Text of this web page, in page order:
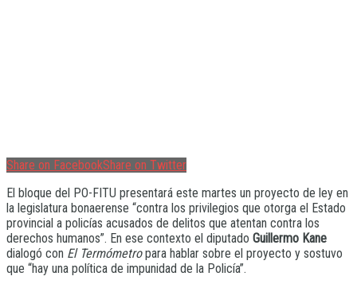
Share on FacebookShare on Twitter
El bloque del PO-FITU presentará este martes un proyecto de ley en
la legislatura bonaerense “contra los privilegios que otorga el Estado
provincial a policías acusados de delitos que atentan contra los
derechos humanos”. En ese contexto el diputado Guillermo Kane
dialogó con El Termómetropara hablar sobre el proyecto y sostuvo
que “hay una política de impunidad de la Policía”.